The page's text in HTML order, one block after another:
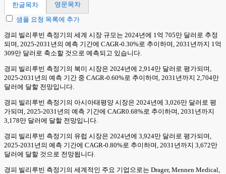
한글목차
영문목차
샘플 요청 목록에 추가
경피 빌리루빈 측정기의 세계 시장 규모는 2024년에 1억 705만 달러로 추정
되며, 2025-2031년의 예측 기간에 CAGR-0.30%로 추이하며, 2031년까지 1억
309만 달러로 축소할 것으로 예측되고 있습니다.
경피 빌리루빈 측정기의 북미 시장은 2024년에 2,914만 달러로 평가되며,
2025-2031년의 예측 기간 중 CAGR-0.60%로 추이하며, 2031년까지 2,704만
달러에 달할 전망입니다.
경피 빌리루빈 측정기의 아시아태평양 시장은 2024년에 3,026만 달러로 평
가되며, 2025-2031년의 예측 기간에 CAGR0.68%로 추이하며, 2031년까지
3,178만 달러에 달할 전망입니다.
경피 빌리루빈 측정기의 유럽 시장은 2024년에 3,924만 달러로 평가되며,
2025-2031년의 예측 기간에 CAGR-0.80%로 추이하며, 2031년까지 3,672만
달러에 달할 것으로 전망됩니다.
경피 빌리루빈 측정기의 세계적인 주요 기업으로는 Drager, Mennen Medical,